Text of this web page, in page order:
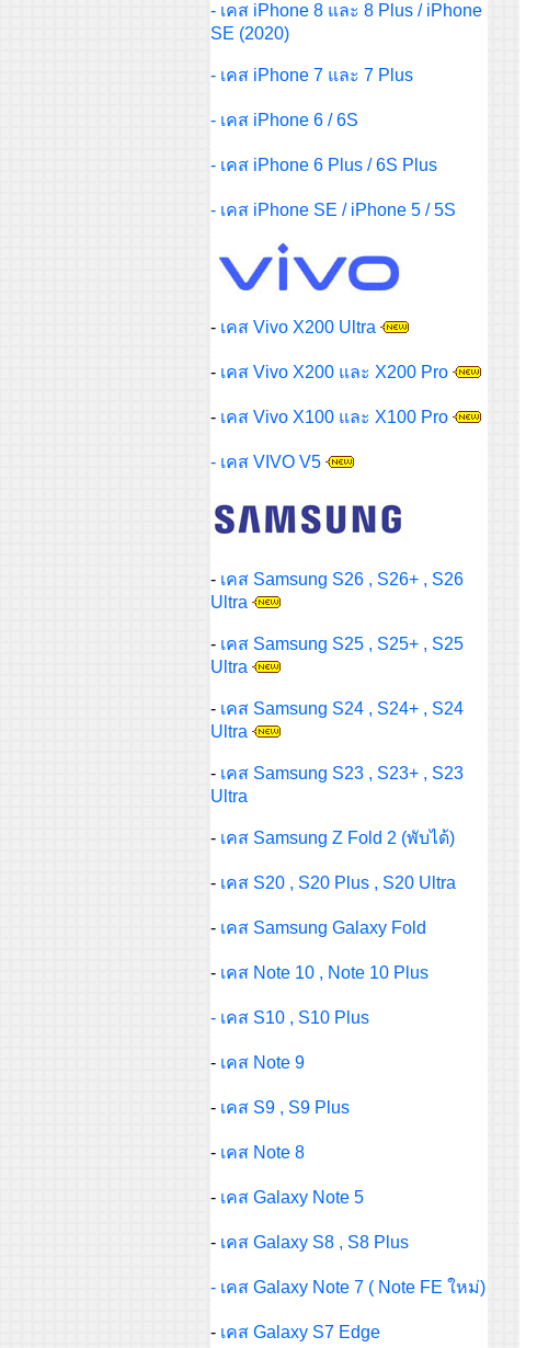
- เคส iPhone 8 และ 8 Plus / iPhone
SE (2020)
- เคส iPhone 7 และ 7 Plus
- เคส iPhone 6 / 6S
- เคส iPhone 6 Plus / 6S Plus
- เคส iPhone SE / iPhone 5 / 5S
- เคส Vivo X200 Ultra
- เคส Vivo X200 และ X200 Pro
- เคส Vivo X100 และ X100 Pro
- เคส VIVO V5
- เคส Samsung S26 , S26+ , S26
Ultra
- เคส Samsung S25 , S25+ , S25
Ultra
- เคส Samsung S24 , S24+ , S24
Ultra
- เคส Samsung S23 , S23+ , S23
Ultra
- เคส Samsung Z Fold 2 (พับได้)
- เคส S20 , S20 Plus , S20 Ultra
- เคส Samsung Galaxy Fold
- เคส Note 10 , Note 10 Plus
- เคส S10 , S10 Plus
- เคส Note 9
- เคส S9 , S9 Plus
- เคส Note 8
- เคส Galaxy Note 5
- เคส Galaxy S8 , S8 Plus
- เคส Galaxy Note 7 ( Note FE ใหม่)
- เคส Galaxy S7 Edge